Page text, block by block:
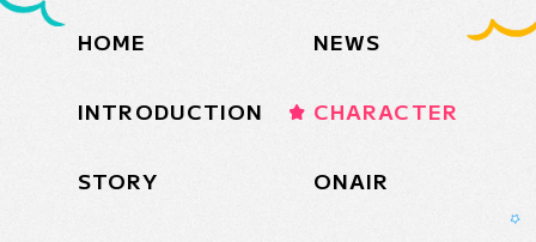
HOME NEWS
INTRODUCTION CHARACTER
STORY ONAIR